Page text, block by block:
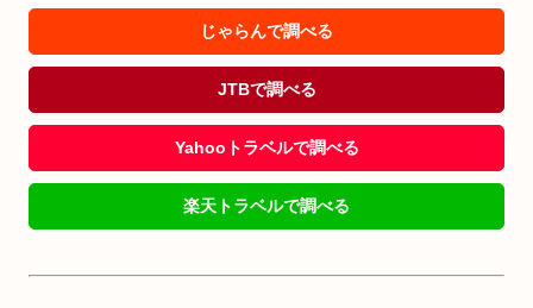
じゃらんで調べる
JTBで調べる
Yahooトラベルで調べる
楽天トラベルで調べる